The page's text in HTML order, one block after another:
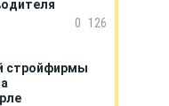
0
126
стройфирмы